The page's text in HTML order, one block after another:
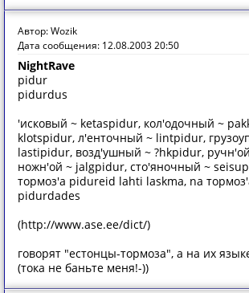
Автор: Wozik
Дата сообщения: 12.08.2003 20:50
NightRave
pidur
pidurdus
'исковый ~ ketaspidur, кол'одочный ~
klotspidur, л'енточный ~ lintpidur,
lastipidur, возд'ушный ~ ?hkpidur,
ножн'ой ~ jalgpidur, сто'яночный ~
тормоз'а pidureid lahti laskma, na
pidurdades
(http://www.ase.ee/dict/)
говорят "естонцы-тормоза", а на их
(тока не баньте меня!-))